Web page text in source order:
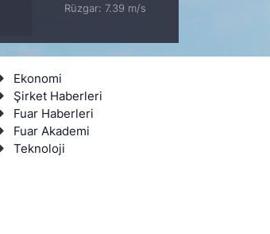
Rüzgar: 7.39 m/s
Ekonomi
Şirket Haberleri
Fuar Haberleri
Fuar Akademi
Teknoloji